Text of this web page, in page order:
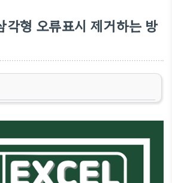
각형 오류표시 제거하는 방